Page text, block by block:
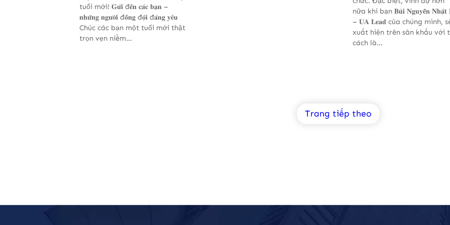
tuổi mới! 𝐆𝐮̛̉𝐢 đ𝐞̂́𝐧 𝐜𝐚́𝐜 𝐛𝐚̣𝐧 –
𝐧𝐡𝐮̛̃𝐧𝐠 𝐧𝐠𝐮̛𝐨̛̀𝐢 đ𝐨̂̀𝐧𝐠 đ𝐨̣̂𝐢 đ𝐚́𝐧𝐠 𝐲𝐞̂𝐮
Chúc các bạn một tuổi mới thật
trọn vẹn niềm…
nữa khi bạn 𝐁𝐮̀𝐢 𝐍𝐠𝐮𝐲𝐞̂̃𝐧 𝐍𝐡𝐚̣̂𝐭
– 𝐔𝐀 𝐋𝐞𝐚𝐝 của chúng mình,
xuất hiện trên sân khấu với
cách là…
Trang tiếp theo